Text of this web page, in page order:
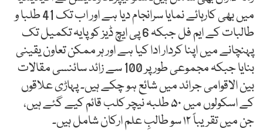
میں بھی کارہائے نمایا سرانجام دیا ہے اور اب تک 41 طلبا و
طالبات کے ایم فل جبکہ 6 پی ایچ ڈیز کو پایہ تکمیل تک
پہنچانے میں اپنا کردار ادا کیا ہے اور ہر ممکن تعاون یقینی
بنایا جبکہ مجموعی طور پر 100 سے زائد سائنسی مقالات
بین الاقوامی جرائد میں شائع ہو چکے ہیں۔ پہاڑی علاقوں
کے اسکولوں میں ۵۰ طلبہ نیچر کلب قائم کیے گئے ہیں،
جن میں تقریباً ۱۲ سو طالبِ علم ارکان شامل ہیں۔